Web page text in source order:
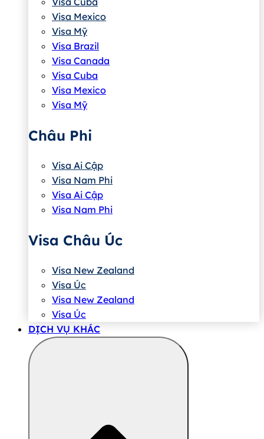
Visa Mexico
Visa Mỹ
Visa Brazil
Visa Canada
Visa Cuba
Visa Mexico
Visa Mỹ
Châu Phi
Visa Ai Cập
Visa Nam Phi
Visa Ai Cập
Visa Nam Phi
Visa Châu Úc
Visa New Zealand
Visa Úc
Visa New Zealand
Visa Úc
DỊCH VỤ KHÁC